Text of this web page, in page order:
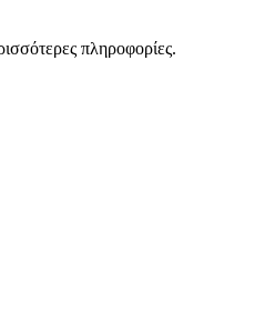
πληροφορίες.